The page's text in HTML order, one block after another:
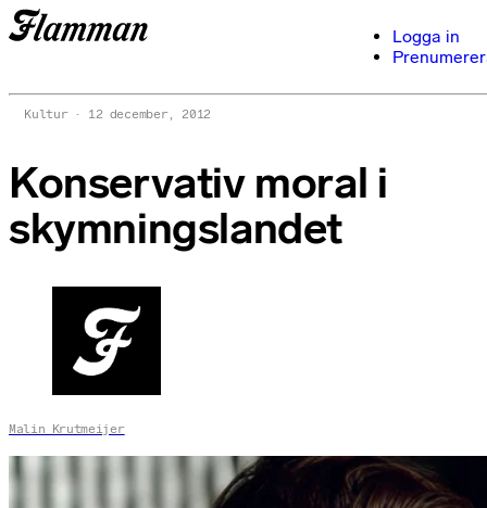
Logga in
Kultur 12 december, 2012
Konservativ moral i
skymningslandet
Malin Krutmeijer